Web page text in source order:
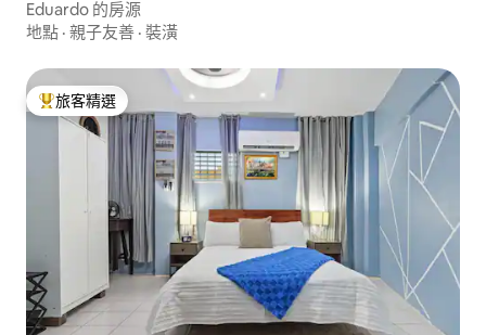
Eduardo 的房源
地點 · 親子友善 · 裝潢
旅客精選榜首
旅客精選